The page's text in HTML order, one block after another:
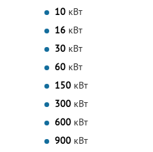
10 кВт
16 кВт
30 кВт
60 кВт
150 кВт
300 кВт
600 кВт
900 кВт